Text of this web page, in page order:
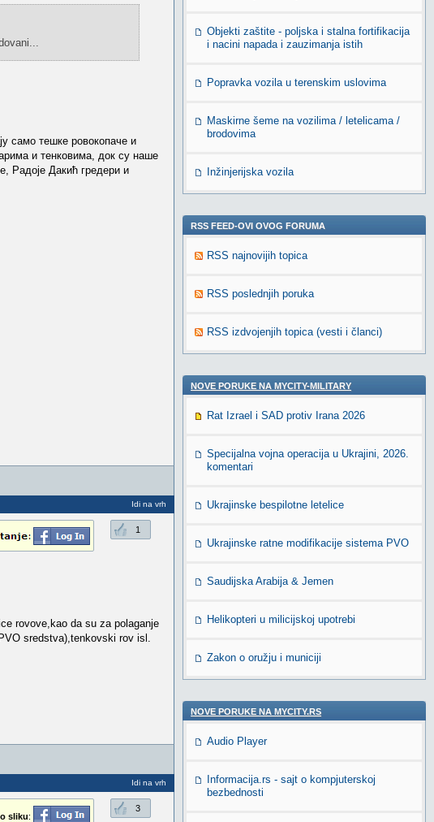
само тешке ровокопаче и
и тенковима, док су наше
Радоје Дакић гредери и
Idi na vrh
1
rovove,kao da su za polaganje
sredstva),tenkovski rov isl.
Idi na vrh
3
sliku:
Objekti zaštite - poljska i stalna fortifikacija
i nacini napada i zauzimanja istih
Popravka vozila u terenskim uslovima
Maskirne šeme na vozilima / letelicama /
brodovima
Inžinjerijska vozila
RSS FEED-OVI OVOG FORUMA
RSS najnovijih topica
RSS poslednjih poruka
RSS izdvojenjih topica (vesti i članci)
NOVE PORUKE NA MYCITY-MILITARY
Rat Izrael i SAD protiv Irana 2026
Specijalna vojna operacija u Ukrajini, 2026.
komentari
Ukrajinske bespilotne letelice
Ukrajinske ratne modifikacije sistema PVO
Saudijska Arabija & Jemen
Helikopteri u milicijskoj upotrebi
Zakon o oružju i municiji
NOVE PORUKE NA MYCITY.RS
Audio Player
Informacija.rs - sajt o kompjuterskoj
bezbednosti